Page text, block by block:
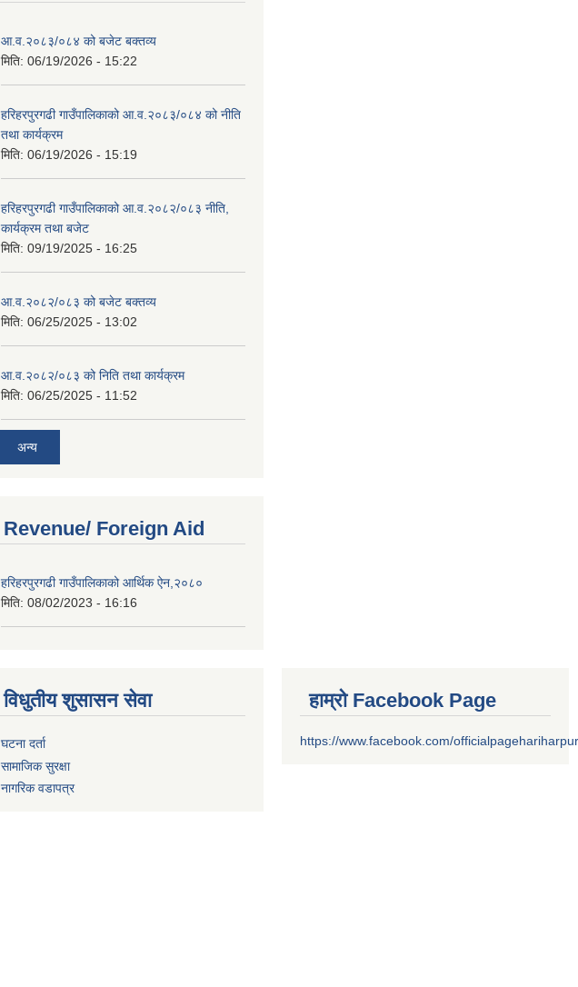
आ.व.२०८३/०८४ को बजेट बक्तव्य
मिति: 06/19/2026 - 15:22
हरिहरपुरगढी गाउँपालिकाको आ.व.२०८३/०८४ को नीति
तथा कार्यक्रम
मिति: 06/19/2026 - 15:19
हरिहरपुरगढी गाउँपालिकाको आ.व.२०८२/०८३ नीति,
कार्यक्रम तथा बजेट
मिति: 09/19/2025 - 16:25
आ.व.२०८२/०८३ को बजेट बक्तव्य
मिति: 06/25/2025 - 13:02
आ.व.२०८२/०८३ को निति तथा कार्यक्रम
मिति: 06/25/2025 - 11:52
अन्य
Revenue/ Foreign Aid
हरिहरपुरगढी गाउँपालिकाको आर्थिक ऐन,२०८०
मिति: 08/02/2023 - 16:16
विधुतीय शुसासन सेवा
घटना दर्ता
सामाजिक सुरक्षा
नागरिक वडापत्र
हाम्रो Facebook Page
https://www.facebook.com/